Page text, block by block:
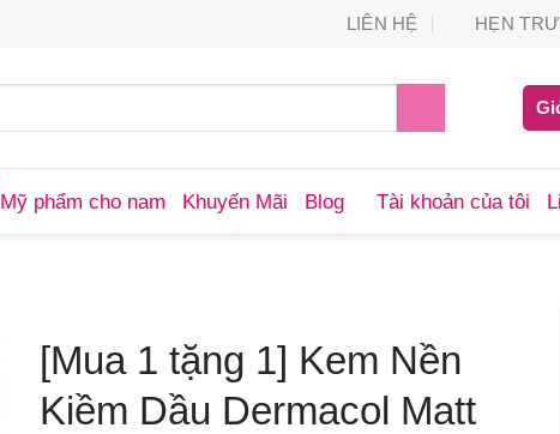
LIÊN HỆ HẸN
Mỹ phẩm cho nam Khuyến Mãi Blog Tài khoản của tôi
[Mua 1 tặng 1] Kem Nền
Kiềm Dầu Dermacol Matt